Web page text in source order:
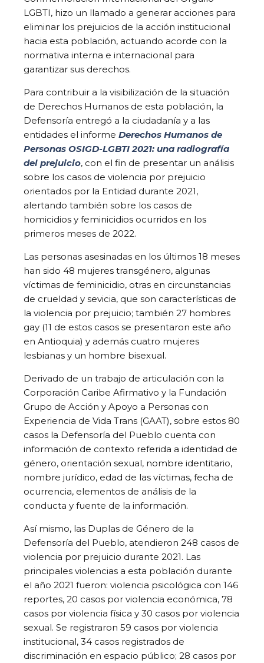
LGBTI, hizo un llamado a generar acciones para
eliminar los prejuicios de la acción institucional
hacia esta población, actuando acorde con la
normativa interna e internacional para
garantizar sus derechos.
Para contribuir a la visibilización de la situación
de Derechos Humanos de esta población, la
Defensoría entregó a la ciudadanía y a las
entidades el informe Derechos Humanos de
Personas OSIGD-LGBTI 2021: una radiografía
del prejuicio, con el fin de presentar un análisis
sobre los casos de violencia por prejuicio
orientados por la Entidad durante 2021,
alertando también sobre los casos de
homicidios y feminicidios ocurridos en los
primeros meses de 2022.
Las personas asesinadas en los últimos 18 meses
han sido 48 mujeres transgénero, algunas
víctimas de feminicidio, otras en circunstancias
de crueldad y sevicia, que son características de
la violencia por prejuicio; también 27 hombres
gay (11 de estos casos se presentaron este año
en Antioquia) y además cuatro mujeres
lesbianas y un hombre bisexual.
Derivado de un trabajo de articulación con la
Corporación Caribe Afirmativo y la Fundación
Grupo de Acción y Apoyo a Personas con
Experiencia de Vida Trans (GAAT), sobre estos 80
casos la Defensoría del Pueblo cuenta con
información de contexto referida a identidad de
género, orientación sexual, nombre identitario,
nombre jurídico, edad de las víctimas, fecha de
ocurrencia, elementos de análisis de la
conducta y fuente de la información.
Así mismo, las Duplas de Género de la
Defensoría del Pueblo, atendieron 248 casos de
violencia por prejuicio durante 2021. Las
principales violencias a esta población durante
el año 2021 fueron: violencia psicológica con 146
reportes, 20 casos por violencia económica, 78
casos por violencia física y 30 casos por violencia
sexual. Se registraron 59 casos por violencia
institucional, 34 casos registrados de
discriminación en espacio público; 28 casos por